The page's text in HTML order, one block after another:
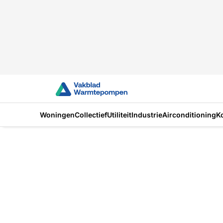
WoningenCollectiefUtiliteitIndustrieAirconditioning